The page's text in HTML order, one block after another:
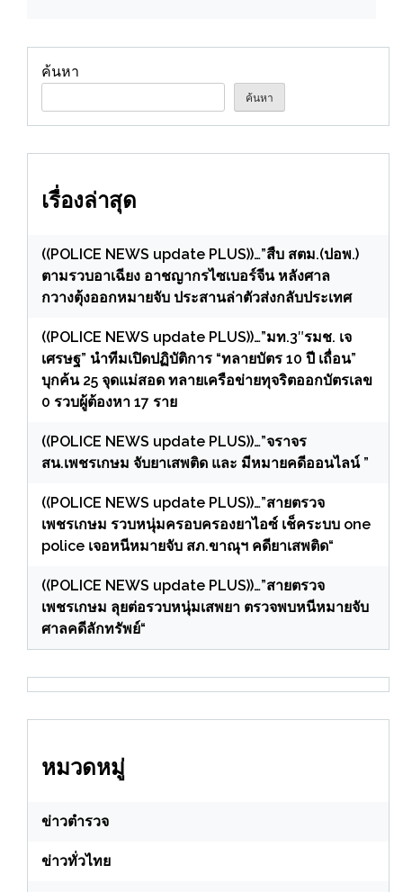
ค้นหา
ค้นหา
เรื่องล่าสุด
((POLICE NEWS update PLUS))…”สืบ สตม.(ปอพ.)
ตามรวบอาเฉียง อาชญากรไซเบอร์จีน หลังศาล
กวางตุ้งออกหมายจับ ประสานล่าตัวส่งกลับประเทศ
((POLICE NEWS update PLUS))…”มท.3″รมช. เจ
เศรษฐ” นำทีมเปิดปฏิบัติการ “ทลายบัตร 10 ปี เถื่อน”
บุกค้น 25 จุดแม่สอด ทลายเครือข่ายทุจริตออกบัตรเลข
0 รวบผู้ต้องหา 17 ราย
((POLICE NEWS update PLUS))…”จราจร
สน.เพชรเกษม จับยาเสพติด และ มีหมายคดีออนไลน์ ”
((POLICE NEWS update PLUS))…”สายตรวจ
เพชรเกษม รวบหนุ่มครอบครองยาไอซ์ เช็คระบบ one
police เจอหนีหมายจับ สภ.ขาณุฯ คดียาเสพติด“
((POLICE NEWS update PLUS))…”สายตรวจ
เพชรเกษม ลุยต่อรวบหนุ่มเสพยา ตรวจพบหนีหมายจับ
ศาลคดีลักทรัพย์“
หมวดหมู่
ข่าวตำรวจ
ข่าวทั่วไทย